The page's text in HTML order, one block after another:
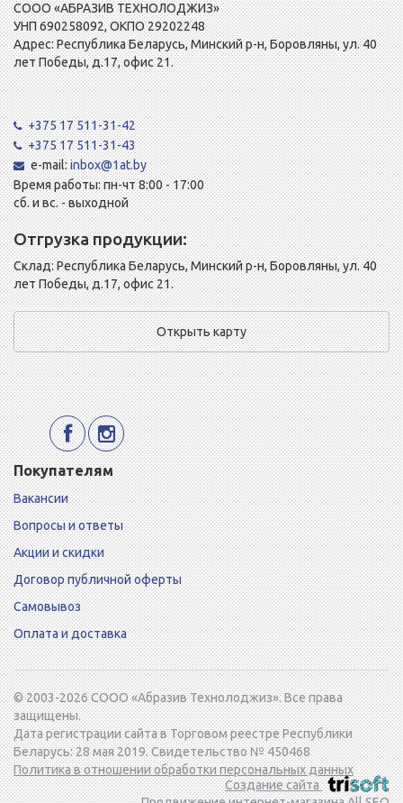
СООО «АБРАЗИВ ТЕХНОЛОДЖИЗ»
УНП 690258092, ОКПО 29202248
Адрес: Республика Беларусь, Минский р-н, Боровляны, ул. 40
лет Победы, д.17, офис 21.
+375 17 511-31-42
+375 17 511-31-43
e-mail:inbox@1at.by
Время работы: пн-чт 8:00 - 17:00
сб. и вс. - выходной
Отгрузка продукции:
Склад: Республика Беларусь, Минский р-н, Боровляны, ул. 40
лет Победы, д.17, офис 21.
Открыть карту
Покупателям
Вакансии
Вопросы и ответы
Акции и скидки
Договор публичной оферты
Самовывоз
Оплата и доставка
© 2003-2026 СООО «Абразив Технолоджиз». Все права
защищены.
Дата регистрации сайта в Торговом реестре Республики
Беларусь: 28 мая 2019. Свидетельство № 450468
Политика в отношении обработки персональных данных
Создание сайта